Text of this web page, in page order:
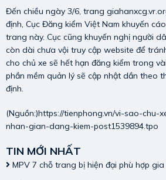
Đến chiều ngày 3/6, trang
định, Cục Đăng kiểm Việt Nam khuyến
trang này. Cục cũng khuyến nghị người
còn dài chưa vội truy cập website để
cho chủ xe sẽ hết hạn đăng kiểm trong
phần mềm quản lý sẽ cập nhật dần theo
định.
(Nguồn:)https://tienphong.vn/vi-sao-chu-
nhan-gian-dang-kiem-post1539894.tpo
TIN MỚI NHẤT
MPV 7 chỗ trang bị hiện đại phù hợp